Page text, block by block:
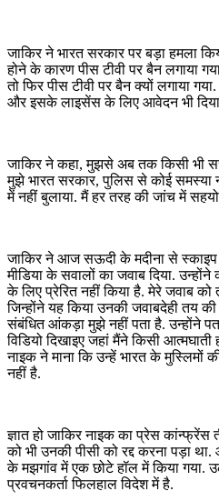
जाकिर ने भारत सरकार पर बड़ा हमला
होने के कारण पीस टीवी पर बैन लगाया
तो फिर पीस टीवी पर बैन क्‍यों लगाया
और इसके लाइसेंस के लिए आवेदन भी दिया
जाकिर ने कहा, मुझसे अब तक किसी भी
मुझे भारत सरकार, पुलिस से कोई समस्या
में नहीं बुलाया. मैं हर तरह की जांच में
जाकिर ने आज सऊदी के मदीना से
मीडिया के सवालों का जवाब दिया.
के लिए प्रेरित नहीं किया है. मेरे जवाब को
जिन्होंने यह किया उनकी जवाबदेही तय की
संबंधित आंकड़ा मुझे नहीं पता है. उन्होंने
विडियो दिखाइए जहां मैंने किसी आत्मघाती
नाइक ने माना कि उन्हें भारत के मुस्लिमों
नहीं है.
ज्ञात हो जाकिर नाइक का प्रेस कांन्‍फ्रेंस
को भी उनकी पीसी को रद्द करना पड़ा
के मझगांव में एक छोटे हॉल में किया गया.
प्रवचनकर्ता फिलहाल विदेश में है.